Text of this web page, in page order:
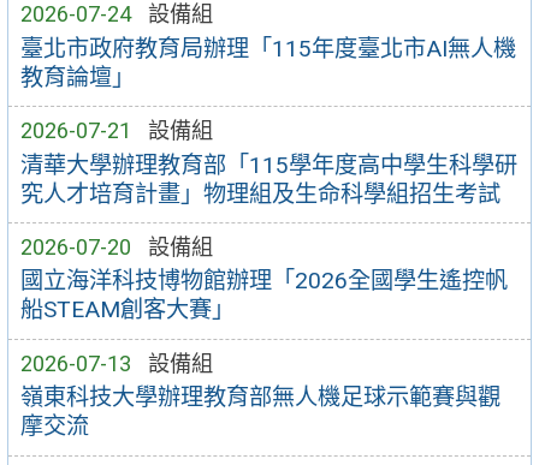
2026-07-24 設備組
臺北市政府教育局辦理「115年度臺北市AI無人機
教育論壇」
2026-07-21 設備組
清華大學辦理教育部「115學年度高中學生科學研
究人才培育計畫」物理組及生命科學組招生考試
2026-07-20 設備組
國立海洋科技博物館辦理「2026全國學生遙控帆
船STEAM創客大賽」
2026-07-13 設備組
嶺東科技大學辦理教育部無人機足球示範賽與觀
摩交流